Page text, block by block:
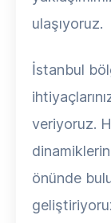
ulaşıyoruz.
İstanbul
veriyoruz.
önünde